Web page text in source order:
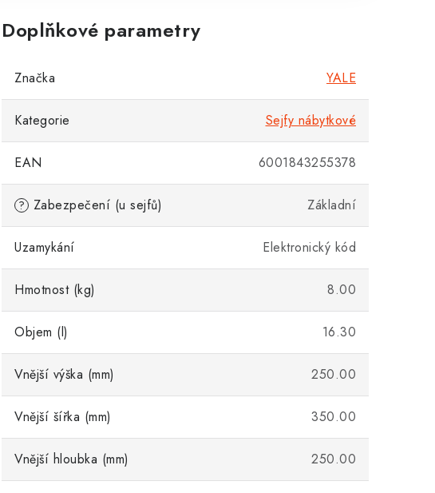
Doplňkové parametry
Značka YALE
Kategorie Sejfy nábytkové
EAN 6001843255378
? Zabezpečení (u sejfů) Základní
Uzamykání Elektronický kód
Hmotnost (kg) 8.00
Objem (l) 16.30
Vnější výška (mm) 250.00
Vnější šířka (mm) 350.00
Vnější hloubka (mm) 250.00